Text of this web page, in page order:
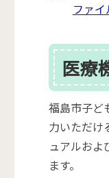
ファ
医療
福島市子ど
力いただけ
ュアルおよ
ます。